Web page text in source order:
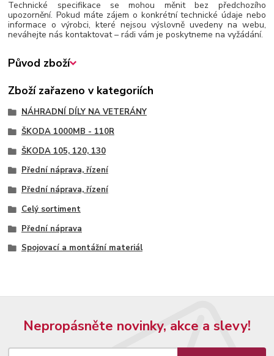
Technické specifikace se mohou měnit bez předchozího
upozornění. Pokud máte zájem o konkrétní technické údaje nebo
informace o výrobci, které nejsou výslovně uvedeny na webu,
neváhejte nás kontaktovat – rádi vám je poskytneme na vyžádání.
Původ zboží
Zboží zařazeno v kategoriích
NÁHRADNÍ DÍLY NA VETERÁNY
ŠKODA 1000MB - 110R
ŠKODA 105, 120, 130
Přední náprava, řízení
Přední náprava, řízení
Celý sortiment
Přední náprava
Spojovací a montážní materiál
Nepropásněte novinky, akce a slevy!